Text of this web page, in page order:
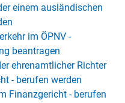
einem ausländischen
im ÖPNV -
beantragen
ehrenamtlicher Richter
- berufen werden
Finanzgericht - berufen